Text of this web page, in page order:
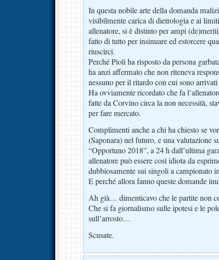
In questa nobile arte della domanda
visibilmente carica di dietrologia e ai
allenatore, si è distinto per ampi
fatto di tutto per insinuare ed estorcere
riuscirci.
Perché Pioli ha risposto da persona
ha anzi affermato che non riteneva
nessuno per il ritardo con cui sono
Ha ovviamente ricordato che fa
fatte da Corvino circa la non necessità,
per fare mercato.
Complimenti anche a chi ha chiesto se
(Saponara) nel futuro, e una valutazione
“Opportuno 2018”, a 24 h dall’ultima
allenatore può essere così idiota da
dubbiosamente sui singoli a campionato
E perché allora fanno queste domande
Ah già… dimenticavo che le partite non
Che si fa giornalismo sulle ipotesi e le
sull’arrosto…
Scusate.